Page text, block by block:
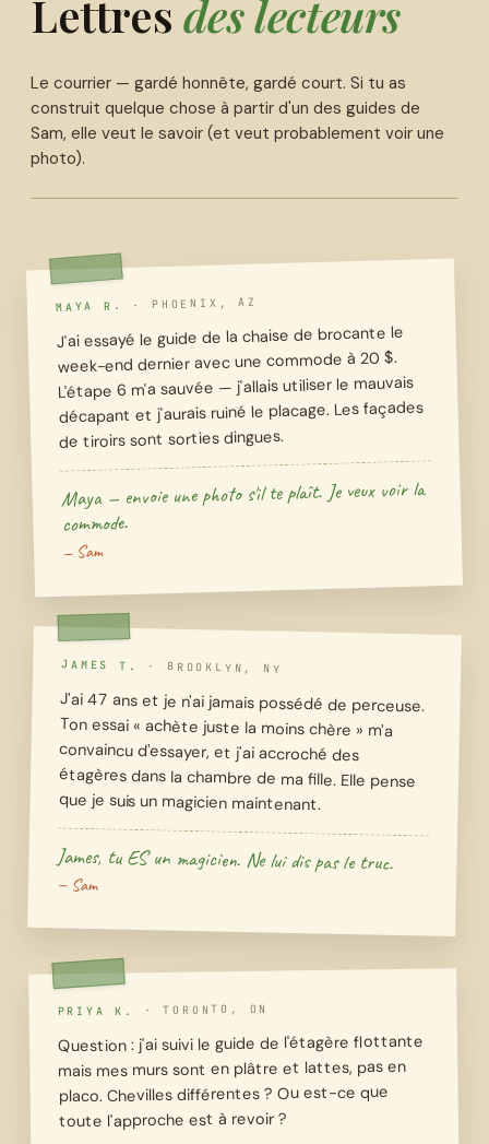
Lettres des lecteurs
Le courrier — gardé honnête, gardé court. Si tu as
construit quelque chose à partir d'un des guides de
Sam, elle veut le savoir (et veut probablement voir une
photo).
MAYA R. ·PHOENIX, AZ
J'ai essayé le guide de la chaise de brocante le
week-end dernier avec une commode à 20 $.
L'étape 6 m'a sauvée — j'allais utiliser le mauvais
décapant et j'aurais ruiné le placage. Les façades
de tiroirs sont sorties dingues.
Maya — envoie une photo s'il te plaît. Je veux voir la
commode.
— Sam
JAMES T. · BROOKLYN, NY
J'ai 47 ans et je n'ai jamais possédé de perceuse.
Ton essai « achète juste la moins chère » m'a
convaincu d'essayer, et j'ai accroché des
étagères dans la chambre de ma fille. Elle pense
que je suis un magicien maintenant.
James, tu ES un magicien. Ne lui dis pas le truc.
— Sam
PRIYA K. ·TORONTO, ON
Question : j'ai suivi le guide de l'étagère flottante
mais mes murs sont en plâtre et lattes, pas en
placo. Chevilles différentes ? Ou est-ce que
toute l'approche est à revoir ?